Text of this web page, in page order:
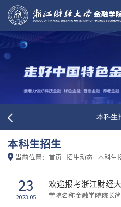
本科生
本科生招生
当前位置：首页 -招生动态- 本科生
23
2023.05
欢迎报考浙江财经